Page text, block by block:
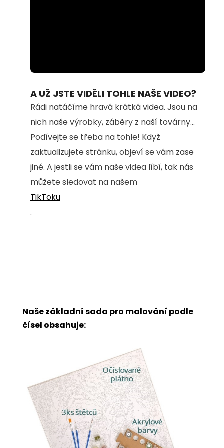
100.00%
A UŽ JSTE VIDĚLI TOHLE NAŠE VIDEO?
Rádi natáčíme hravá krátká videa. Jsou na
nich naše výrobky, záběry z naší továrny...
Podívejte se třeba na tohle! Když
zaktualizujete stránku, objeví se vám zase
jiné. A jestli se vám naše videa líbí, tak nás
můžete sledovat na našem
TikToku
.
Naše základní sada pro malování podle
čísel obsahuje: